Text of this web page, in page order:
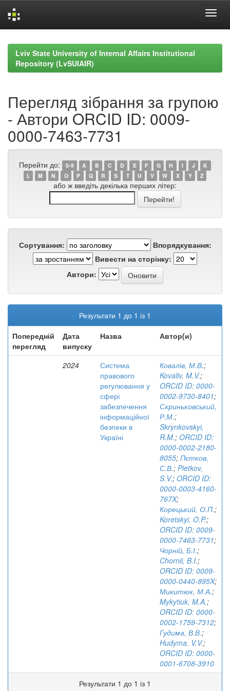
navigationLviv State University of Internal Affairs Institutional
Repository (LvSUIAIR)
Перегляд зібрання за групою
- Автори ORCID ID: 0009-
0000-7463-7731
Перейти до: 0-9 A B C D E F G H I J
K
L
M N O P Q R S T U V W X Y Z
або ж введіть декілька перших літер:
Сортування:
Впорядкування:
Вивести на сторінку:
Автори:
Результати 1 до 1 із 1
Попередній
перегляд
Дата
випуску
Назва Автор(и)
2024
Система
правового
регулювання у
сфері
забезпечення
інформаційної
безпеки в
Україні
Ковалів, М.В.;
Kovaliv, M.V.;
ORCID ID: 0000-
0002-9730-8401;
Скриньковський,
Р.М.;
Skrynkovskyi,
R.M.; ORCID ID:
0000-0002-2180-
8055; Пєтков,
С.В.; Pietkov,
S.V.; ORCID ID:
0000-0003-4160-
767X;
Корецький, О.П.;
Koretskyi, O.P.;
ORCID ID: 0009-
0000-7463-7731;
Чорній, Б.І.;
Chornii, B.I.;
ORCID ID: 0009-
0000-0440-895X;
Микитюк, М.А.;
Mykytiuk, M.A.;
ORCID ID: 0000-
0002-1759-7312;
Гудима, В.В.;
Hudyma, V.V.;
ORCID ID: 0000-
0001-6708-3910
Результати 1 до 1 із 1